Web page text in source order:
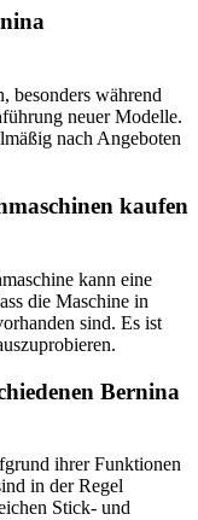
besonders ​während
neuer ‌Modelle.
nach Angeboten
kaufen
kann eine
die Maschine in
sind. Es ist
⁢Bernina
ihrer Funktionen
in der Regel
Stick- und